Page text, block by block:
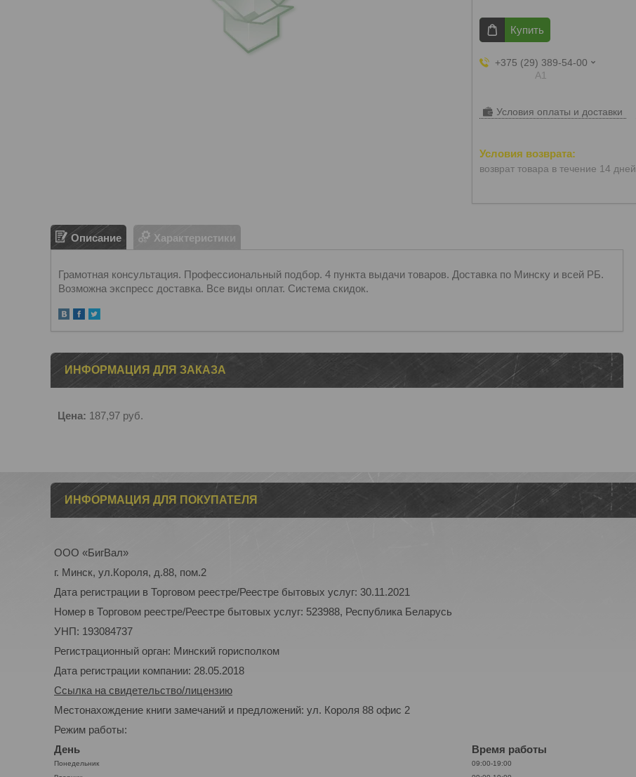
Купить
+375 (29) 389-54-00
А1
Условия оплаты и доставки
возврат товара в течение 14 дней
Описание Характеристики
Грамотная консультация. Профессиональный подбор. 4 пункта выдачи товаров. Доставка по Минску и всей РБ.
Возможна экспресс доставка. Все виды оплат. Система скидок.
ИНФОРМАЦИЯ ДЛЯ ЗАКАЗА
Цена: 187,97 руб.
ИНФОРМАЦИЯ ДЛЯ ПОКУПАТЕЛЯ
ООО «БигВал»
г. Минск, ул.Короля, д.88, пом.2
Дата регистрации в Торговом реестре/Реестре бытовых услуг: 30.11.2021
Номер в Торговом реестре/Реестре бытовых услуг: 523988, Республика Беларусь
УНП: 193084737
Регистрационный орган: Минский горисполком
Дата регистрации компании: 28.05.2018
Ссылка на свидетельство/лицензию
Местонахождение книги замечаний и предложений: ул. Короля 88 офис 2
Режим работы:
День
Время работы
Понедельник
09:00-19:00